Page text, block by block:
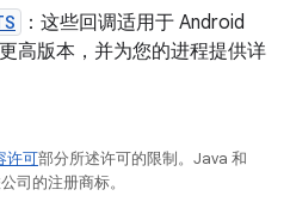
：这些回调适用于 Android
高版本，并为您的进程提供详
许可部分所述许可的限制。Java 和
司的注册商标。